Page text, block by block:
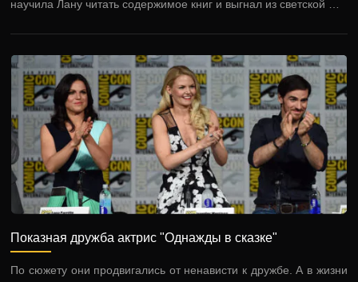
научила Лану читать содержимое книг и выгнал из светской …
Показная дружба актрис "Однажды в сказке"
По сюжету они продвигались от ненависти к дружбе. А в жизни